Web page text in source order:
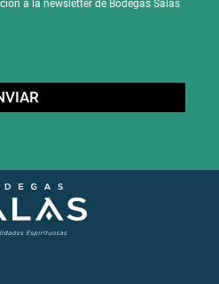
a la newsletter de Bodegas Salas